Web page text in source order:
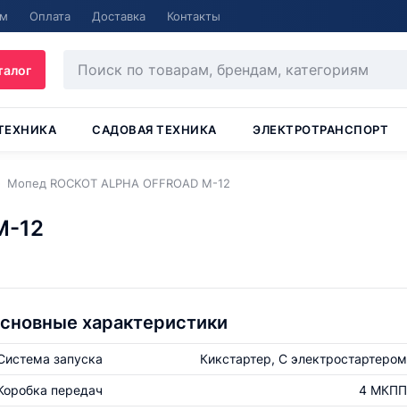
Оплата Доставка Контакты
САДОВАЯ ТЕХНИКА ЭЛЕКТРОТРАНСПОРТ
Мопед ROCKOT ALPHA OFFROAD M-12
12
характеристики
запуска Кикстартер, С электростартером
передач 4 МКПП